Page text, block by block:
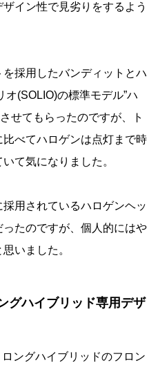
イン性で見劣りをするよう
採用したバンディットとハ
オ(SOLIO)の標準モデル”ハ
せてもらったのですが、ト
べてハロゲンは点灯まで時
て気になりました。
採用されているハロゲンヘッ
たのですが、個人的にはや
いました。
グハイブリッド専用デザ
ングハイブリッドのフロン